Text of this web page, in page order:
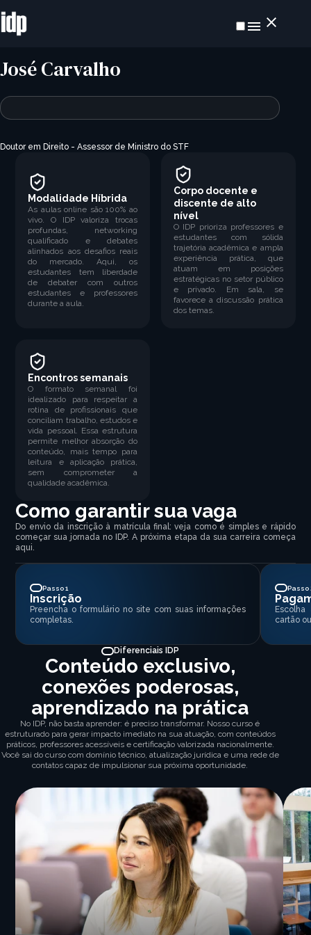
José Carvalho
Doutor em Direito - Assessor de Ministro do STF
Modalidade Híbrida
As aulas online são 100% ao
vivo. O IDP valoriza trocas
profundas, networking
qualificado e debates
alinhados aos desafios reais
do mercado. Aqui, os
estudantes tem liberdade
de debater com outros
estudantes e professores
durante a aula.
Corpo docente e
discente de alto
nível
O IDP prioriza professores e
estudantes com sólida
trajetória acadêmica e ampla
experiência prática, que
atuam em posições
estratégicas no setor público
e privado. Em sala, se
favorece a discussão prática
dos temas.
Encontros semanais
O formato semanal foi
idealizado para respeitar a
rotina de profissionais que
conciliam trabalho, estudos e
vida pessoal. Essa estrutura
permite melhor absorção do
conteúdo, mais tempo para
leitura e aplicação prática,
sem comprometer a
qualidade acadêmica.
Como garantir sua vaga
Do envio da inscrição à matrícula final: veja como é simples e rápido
começar sua jornada no IDP. A próxima etapa da sua carreira começa
aqui.
Passo 1
Inscrição
Preencha o formulário no site com suas informações
completas.
Passo
cartão
Diferenciais IDP
Conteúdo exclusivo,
conexões poderosas,
aprendizado na prática
No IDP, não basta aprender: é preciso transformar. Nosso curso é
estruturado para gerar impacto imediato na sua atuação, com conteúdos
práticos, professores acessíveis e certificação valorizada nacionalmente.
Você sai do curso com domínio técnico, atualização jurídica e uma rede de
contatos capaz de impulsionar sua próxima oportunidade.